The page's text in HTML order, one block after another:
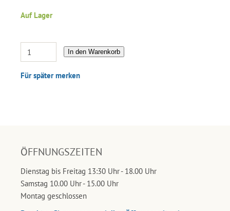
Auf Lager
In den Warenkorb
Für später merken
ÖFFNUNGSZEITEN
Dienstag bis Freitag 13:30 Uhr - 18.00 Uhr
Samstag 10.00 Uhr - 15.00 Uhr
Montag geschlossen